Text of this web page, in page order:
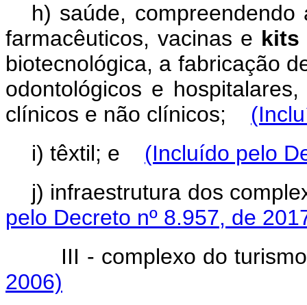
h) saúde,
farmacêuticos, vacinas e kits
biotecnológica, a fabricação
odontológicos e
clínicos e não clínicos;
i) têxtil; e (Incluído pelo
j) infraestrutura dos
pelo Decreto nº 8.957, de
III - complexo do
2006)